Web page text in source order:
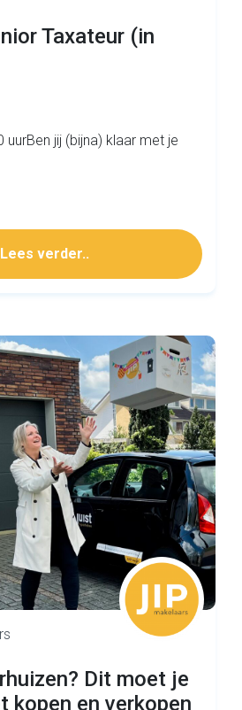
Taxateur (in
uurBen jij (bijna) klaar met je
Lees verder..
Dit moet je
kopen en verkopen